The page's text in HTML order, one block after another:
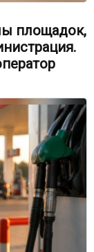
площадок,